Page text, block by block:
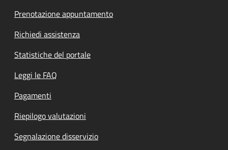
Prenotazione appuntamento
Richiedi assistenza
Statistiche del portale
Leggi le FAQ
Pagamenti
Riepilogo valutazioni
Segnalazione disservizio